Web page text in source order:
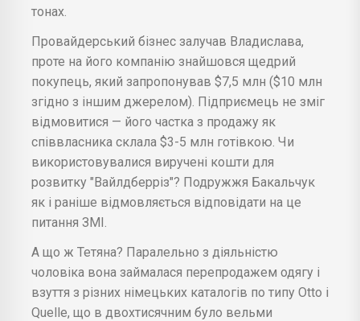
тонах.
Провайдерський бізнес залучав Владислава,
проте на його компанію знайшовся щедрий
покупець, який запропонував $7,5 млн ($10 млн
згідно з іншим джерелом). Підприємець не зміг
відмовитися — його частка з продажу як
співвласника склала $3-5 млн готівкою. Чи
використовувалися виручені кошти для
розвитку "Вайлдберріз"? Подружжя Бакальчук
як і раніше відмовляється відповідати на це
питання ЗМІ.
А що ж Тетяна? Паралельно з діяльністю
чоловіка вона займалася перепродажем одягу і
взуття з різних німецьких каталогів по типу Otto і
Quelle, що в двохтисячним було вельми